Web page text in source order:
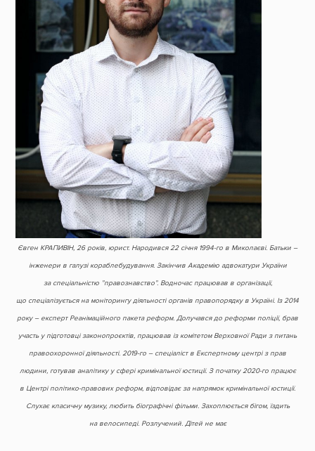
Євген КРАПИВІН, 26 років, юрист. Народився 22 січня 1994-го в Миколаєві. Батьки –
інженери в галузі кораблебудування. Закінчив Академію адвокатури України
за спеціальністю ”правознавство”. Водночас працював в організації,
що спеціалізується на моніторингу діяльності органів правопорядку в Україні. Із 2014
року – експерт Реанімаційного пакета реформ. Долучався до реформи поліції, брав
участь у підготовці законопроєктів, працював із комітетом Верховної Ради з питань
правоохоронної діяльності. 2019-го – спеціаліст в Експертному центрі з прав
людини, готував аналітику у сфері кримінальної юстиції. З початку 2020-го працює
в Центрі політико-правових реформ, відповідає за напрямок кримінальної юстиції.
Слухає класичну музику, любить біографічні фільми. Захоплюється бігом, їздить
на велосипеді. Розлучений. Дітей не має